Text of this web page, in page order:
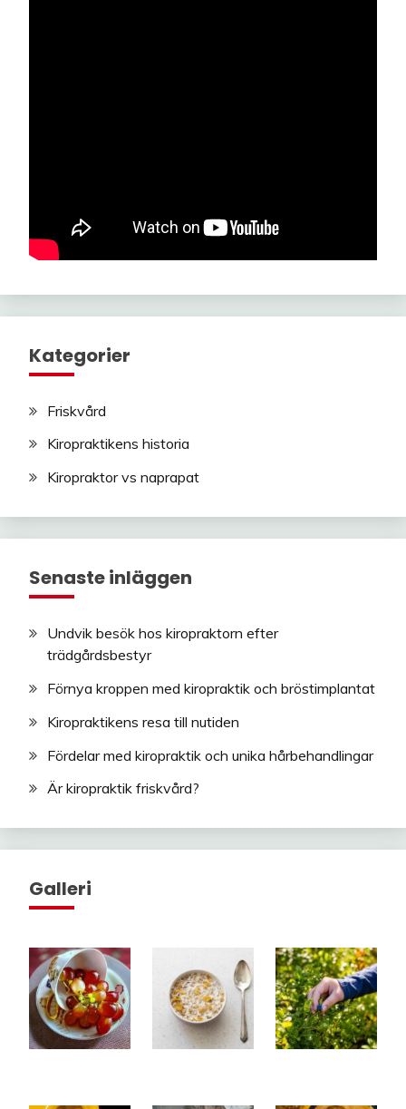
Kategorier
Friskvård
Kiropraktikens historia
Kiropraktor vs naprapat
Senaste inläggen
Undvik besök hos kiropraktorn efter
trädgårdsbestyr
Förnya kroppen med kiropraktik och bröstimplantat
Kiropraktikens resa till nutiden
Fördelar med kiropraktik och unika hårbehandlingar
Är kiropraktik friskvård?
Galleri